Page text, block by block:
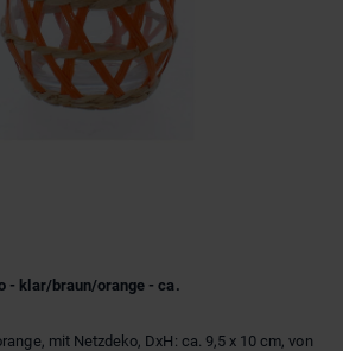
- klar/braun/orange - ca.
mit Netzdeko, DxH: ca. 9,5 x 10 cm, von